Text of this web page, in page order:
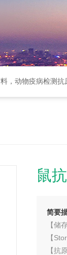
，动物疫病检测抗
鼠
简要
【储
【
【抗